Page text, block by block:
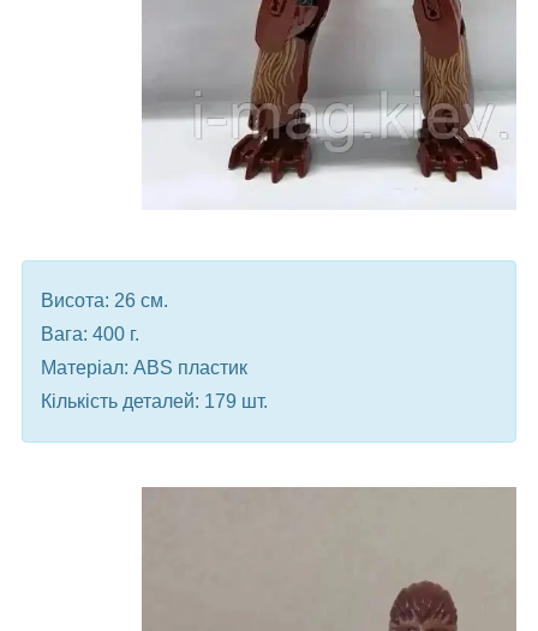
Висота: 26 см.
Вага: 400 г.
Матеріал: ABS пластик
Кількість деталей: 179 шт.